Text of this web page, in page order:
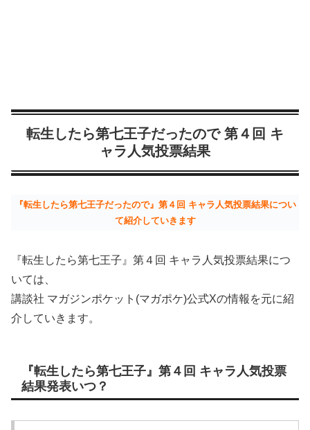
転生したら第七王子だったので 第４回 キ
ャラ人気投票結果
『転生したら第七王子だったので』第４回 キャラ人気投票結果につい
て紹介していきます
『転生したら第七王子』第４回 キャラ人気投票結果につ
いては、
講談社 マガジンポケット(マガポケ)公式Xの情報を元に紹
介していきます。
『転生したら第七王子』第４回 キャラ人気投票
結果発表いつ？